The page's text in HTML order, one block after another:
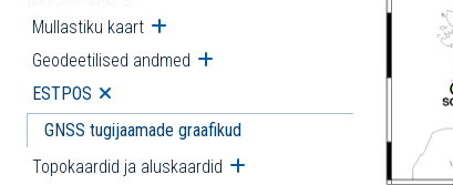
Mullastiku kaart Ava alammenüü
Geodeetilised andmed Ava alammenüü
ESTPOS Ava alammenüü
GNSS tugijaamade graafikud
Topokaardid ja aluskaardid Ava alammenüü